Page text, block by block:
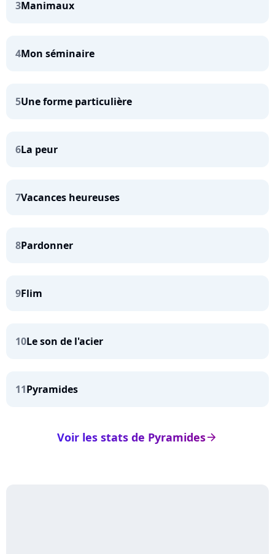
3Manimaux
4Mon séminaire
5Une forme particulière
6La peur
7Vacances heureuses
8Pardonner
9Flim
10Le son de l'acier
11Pyramides
arrow_right
Voir les stats de Pyramides